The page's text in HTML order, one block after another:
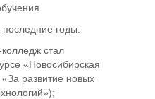
годы:
стал
«Новосибирская
развитие новых